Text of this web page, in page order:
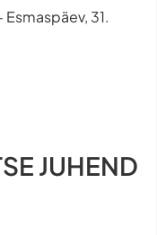
31.
JUHEND